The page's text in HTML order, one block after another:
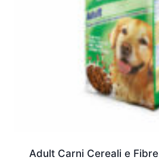
Adult Carni Cereali e Fibre